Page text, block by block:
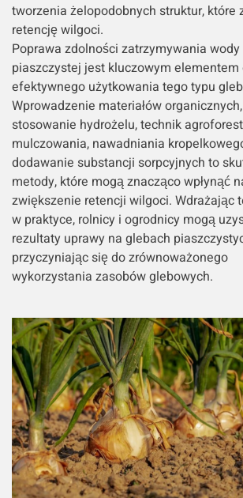
tworzenia żelopodobnych struktur, które
retencję wilgoci.
Poprawa zdolności zatrzymywania
piaszczystej jest kluczowym
efektywnego użytkowania tego typu
Wprowadzenie materiałów organicznych,
stosowanie hydrożelu, technik
mulczowania, nawadniania
dodawanie substancji sorpcyjnych to
metody, które mogą znacząco wpłynąć
zwiększenie retencji wilgoci. Wdrażając
w praktyce, rolnicy i ogrodnicy mogą
rezultaty uprawy na glebach
przyczyniając się do zrównoważonego
wykorzystania zasobów glebowych.